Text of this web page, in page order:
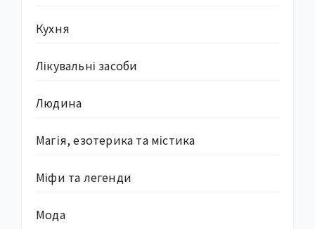
Кухня
Лікувальні засоби
Людина
Магія, езотерика та містика
Міфи та легенди
Мода